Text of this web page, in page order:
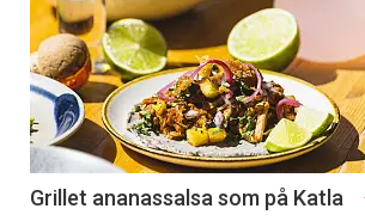
Grillet ananassalsa som på Katla